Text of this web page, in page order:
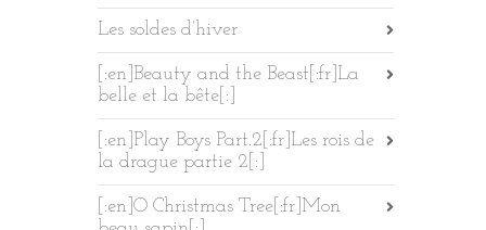
Les soldes d’hiver
[:en]Beauty and the Beast[:fr]La
belle et la bête[:]
[:en]Play Boys Part.2[:fr]Les rois de
la drague partie 2[:]
[:en]O Christmas Tree[:fr]Mon